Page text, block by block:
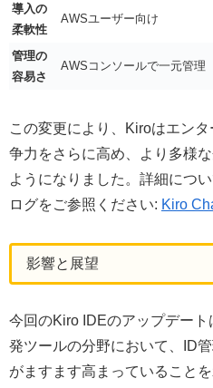
導入の
柔軟性
AWSユーザー向け
管理の
容易さ
AWSコンソールで一元管理
この変更により、Kiroはエン
争力をさらに高め、より多様
ようになりました。詳細につ
ログをご参照ください: Kiro
影響と展望
今回のKiro IDEのアップデー
発ツールの分野において、ID
がますます高まっていること